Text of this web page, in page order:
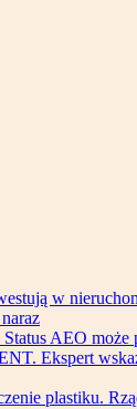
w
Status AEO
Ekspert
plastiku.